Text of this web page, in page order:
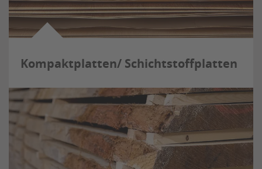
Kompaktplatten/ Schichtstoffplatten